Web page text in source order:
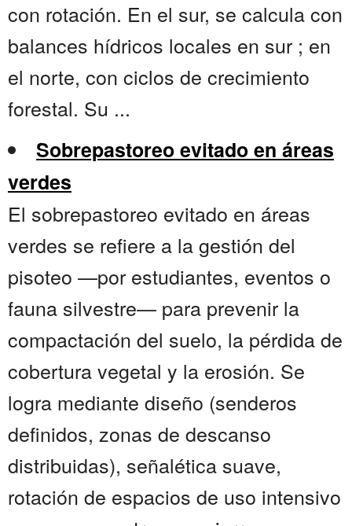
con rotación. En el sur, se calcula con
balances hídricos locales en sur ; en
el norte, con ciclos de crecimiento
forestal. Su ...
Sobrepastoreo evitado en áreas
verdes
El sobrepastoreo evitado en áreas
verdes se refiere a la gestión del
pisoteo —por estudiantes, eventos o
fauna silvestre— para prevenir la
compactación del suelo, la pérdida de
cobertura vegetal y la erosión. Se
logra mediante diseño (senderos
definidos, zonas de descanso
distribuidas), señalética suave,
rotación de espacios de uso intensivo